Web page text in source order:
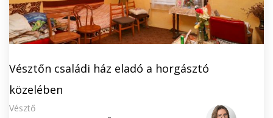
Vésztőn családi ház eladó a horgásztó
közelében
Vésztő